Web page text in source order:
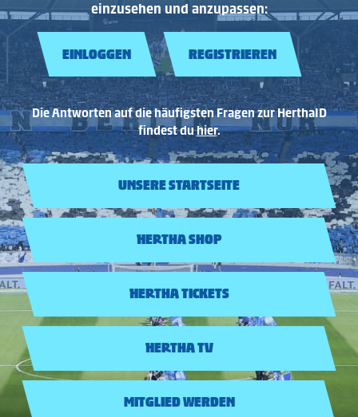
einzusehen und anzupassen:
EINLOGGEN REGISTRIEREN
Die Antworten auf die häufigsten Fragen zur HerthaID
findest duhier.
UNSERE STARTSEITE
HERTHA SHOP
HERTHA TICKETS
HERTHA TV
MITGLIED WERDEN